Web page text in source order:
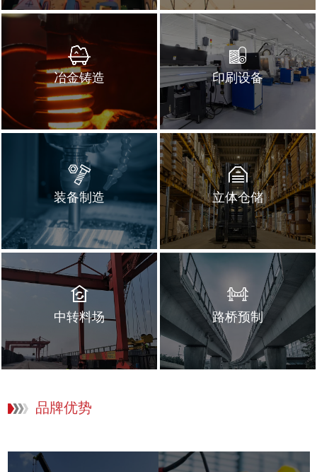
冶金铸造 印刷设备
装备制造 立体仓储
中转料场 路桥预制
品牌优势